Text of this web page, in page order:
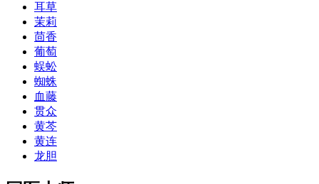
耳草
茉莉
茴香
葡萄
蜈蚣
蜘蛛
血藤
贯众
黄芩
黄连
龙胆